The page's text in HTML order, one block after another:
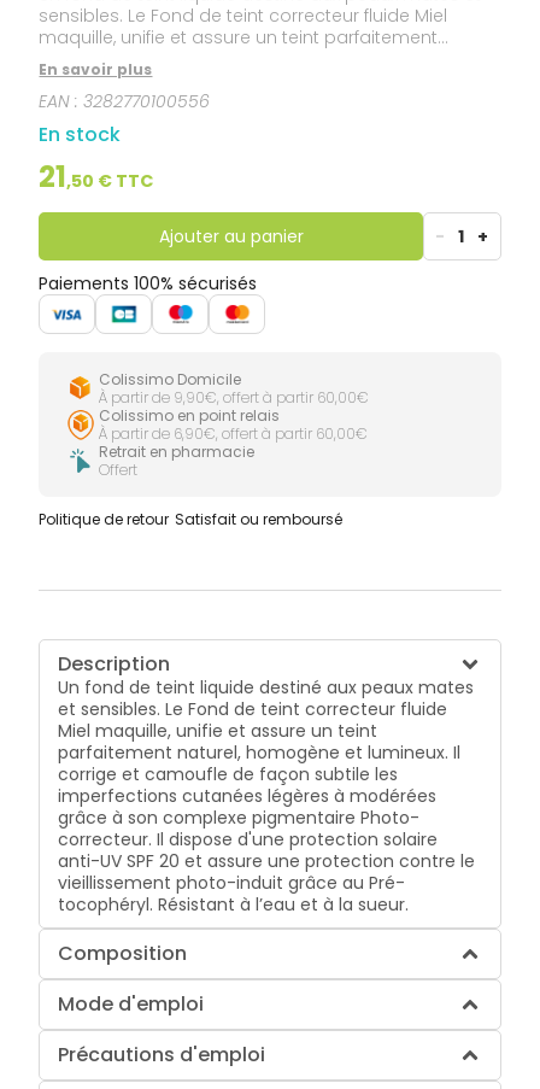
sensibles. Le Fond de teint correcteur fluide Miel
maquille, unifie et assure un teint parfaitement
naturel, homogène et lumineux. Il corrige et camoufle
de façon subtile les imperfections cutanées légères
à modérées grâce à son complexe pigmentaire
Photo-correcteur. Il dispose d'une protection solaire
anti-UV SPF 20 et assure une protection contre le
vieillissement photo-induit grâce au Pré-tocophéryl.
Résistant à l’eau et à la sueur.
En savoir plus
EAN :3282770100556
En stock
21,50 € TTC
Ajouter au panier - 1 +
Paiements 100% sécurisés
Colissimo Domicile
À partir de 9,90€, offert à partir 60,00€
Colissimo en point relais
À partir de 6,90€, offert à partir 60,00€
Retrait en pharmacie
Offert
Politique de retour Satisfait ou remboursé
Description
Un fond de teint liquide destiné aux peaux mates
et sensibles. Le Fond de teint correcteur fluide
Miel maquille, unifie et assure un teint
parfaitement naturel, homogène et lumineux. Il
corrige et camoufle de façon subtile les
imperfections cutanées légères à modérées
grâce à son complexe pigmentaire Photo-
correcteur. Il dispose d'une protection solaire
anti-UV SPF 20 et assure une protection contre le
vieillissement photo-induit grâce au Pré-
tocophéryl. Résistant à l’eau et à la sueur.
Composition
Mode d'emploi
Précautions d'emploi